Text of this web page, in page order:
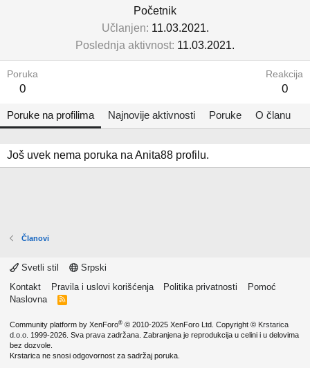
Početnik
Učlanjen 11.03.2021.
Poslednja aktivnost 11.03.2021.
Poruka
0
Reakcija
0
Poruke na profilima Najnovije aktivnosti Poruke O članu
Još uvek nema poruka na Anita88 profilu.
Članovi
Svetli stil
Srpski
Kontakt
Pravila i uslovi korišćenja Politika privatnosti
Pomoć
Naslovna
R
Community platform by XenForo® © 2010-2025 XenForo Ltd. Copyright © Krstarica
d.o.o. 1999-2026. Sva prava zadržana. Zabranjena je reprodukcija u celini i u delovima
bez dozvole.
Krstarica ne snosi odgovornost za sadržaj poruka.